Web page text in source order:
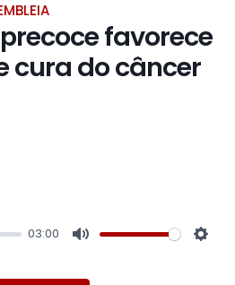
favorece
cura do câncer
03:00